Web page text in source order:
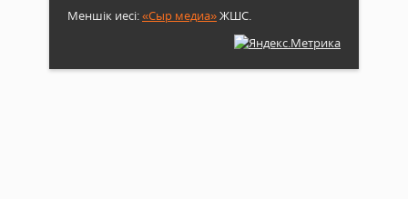
Меншік иесі:«Сыр медиа»ЖШС.